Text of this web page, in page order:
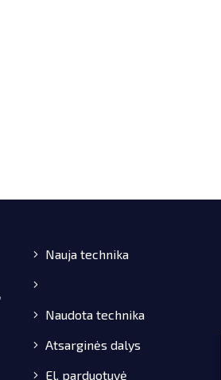
Nauja technika
Naudota technika
Atsarginės dalys
El. parduotuvė